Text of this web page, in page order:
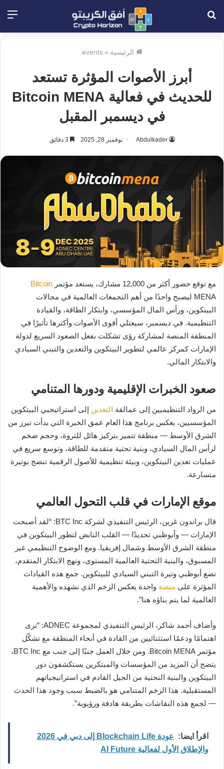
الرئيسية »
events
أبرز الأصوات المؤثرة تستعد
للحديث في فعالية Bitcoin MENA
في ديسمبر المقبل
Abdulkader نوفمبر 28, 2025
مع توقع حضور أكثر من 12,000 مشارك، يستعد مؤتمر
Bitcoin
MENA ليصبح واحدًا من أهم التجمعات العالمية في مجالات
البيتكوين، ورأس المال المؤسسي، وابتكار الطاقة، والقيادة
التنظيمية. في ديسمبر، سيعتلي أقوى الأصوات وأكثرها تأثيرًا في
المنطقة المنصة لمشاركة رؤى تشكلت بفعل الصعود السريع لدولة
الإمارات كمركز عالمي لتطوير البيتكوين والتعدين والتبني السيادي
والابتكار المالي.
صعود الخبرات الإقليمية ودورها المتنامي
من الرواد التنظيميين إلى عمالقة التعدين إلى استراتيجيي البيتكوين
المؤسسيين، يعكس برنامج هذا العام عمق الخبرة التي بدأت تبرز من
الشرق الأوسط — منطقة تتميز بتركيز هائل للثروة، وحجم ضخم
لرأس المال السيادي، وبنية تحتية متقدمة للطاقة، وتوسع سريع في
عمليات تعدين البيتكوين، وبيئة تنظيمية للأصول الرقمية تنضج بوتيرة
متسارعة.
موقع الإمارات في قلب التحول العالمي
قال براندون غرين، الرئيس التنفيذي لشركة BTC Inc: “لقد أصبحت
الإمارات — وأبوظبي تحديدًا — القلب النابض لتطور البيتكوين في
منطقة الشرق الأوسط وشمال إفريقيا. ومع الوضوح التنظيمي غير
المسبوق، والبنية التحتية العالمية المستوى، ونهج الابتكار المتقدم،
تضع أبوظبي وتيرة التبني السيادي للبيتكوين. جمع هذه القيادات
المؤثرة على منصة واحدة يعكس الزخم الذي نشهده والأهمية
العالمية لما يتم بناؤه هنا”.
وأضاف أحمد شاكر، الرئيس التنفيذي لمجموعة ADNEC: “نرى
اهتمامًا ودعمًا استثنائيين من القادة في أنحاء المنطقة مع تشكّل
مؤتمر Bitcoin MENA. ومن خلال العمل جنبًا إلى جنب مع BTC Inc،
يتضح أن المزيد من المؤسسات والمبتكرين يستكشفون دور
البيتكوين والبنية التحتية من الجيل القادم في استراتيجياتهم
المستقبلية. هذا الزخم المتنامي هو بالضبط سبب وجود هذا الحدث
— لجمع هذه النقاشات بطريقة هادفة ورؤيوية”.
اقرأ ايضا:
عودة Blockchain Life إلى دبي في 2026
والإطلاق الأول لفعالية AI Future